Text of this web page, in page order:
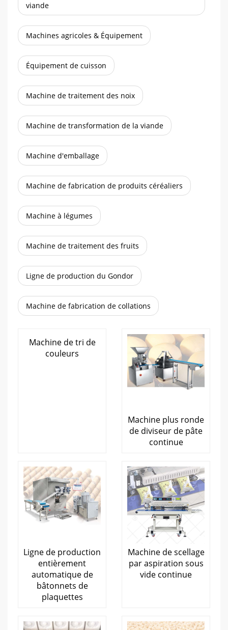
viande
Machines agricoles & Équipement
Équipement de cuisson
Machine de traitement des noix
Machine de transformation de la viande
Machine d'emballage
Machine de fabrication de produits céréaliers
Machine à légumes
Machine de traitement des fruits
Ligne de production du Gondor
Machine de fabrication de collations
Machine de tri de
couleurs
Machine plus ronde
de diviseur de pâte
continue
Ligne de production
entièrement
automatique de
bâtonnets de
plaquettes
Machine de scellage
par aspiration sous
vide continue